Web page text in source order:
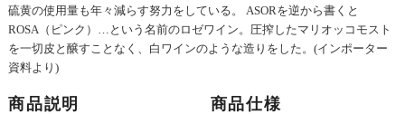
硫黄の使用量も年々減らす努力をしている。 ASORを逆から書くと
ROSA（ピンク）…という名前のロゼワイン。圧搾したマリオッコモスト
を一切皮と醸すことなく、白ワインのような造りをした。(インポーター
資料より)
商品説明 商品仕様